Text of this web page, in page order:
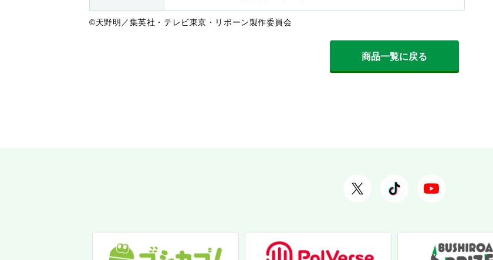
©天野明／集英社・テレビ東京・リボーン製作委員会
商品一覧に戻る